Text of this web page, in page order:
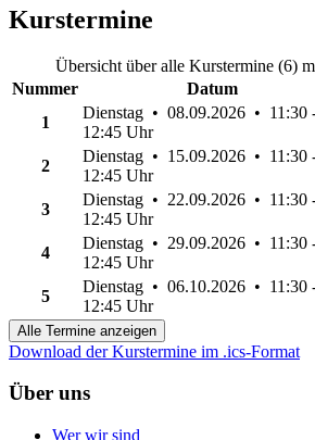
Kurstermine
Übersicht über alle Kurstermine (6)
Nummer
Datum
1
Dienstag • 08.09.2026 • 11:30
12:45 Uhr
2
Dienstag • 15.09.2026 • 11:30
12:45 Uhr
3
Dienstag • 22.09.2026 • 11:30
12:45 Uhr
4
Dienstag • 29.09.2026 • 11:30
12:45 Uhr
5
Dienstag • 06.10.2026 • 11:30
12:45 Uhr
Alle Termine anzeigen
Download der Kurstermine im .ics-Format
Über uns
Wer wir sind